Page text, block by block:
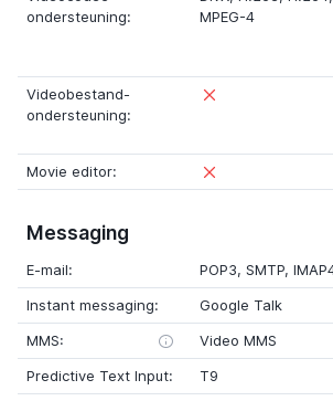
ondersteuning:
MPEG-4
Videobestand-
ondersteuning:
Movie editor:
Messaging
E-mail: POP3, SMTP,
Instant messaging:
Google Talk
MMS:
Video MMS
Predictive Text Input:
T9